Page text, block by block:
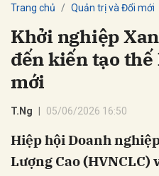
Trang chủ Quản trị và Đổi mới
Khởi nghiệp
đến kiến tạo thế
mới
T.Ng 05/06/2026 16:50
Hiệp hội Doanh
Lượng Cao (HVNCLC)